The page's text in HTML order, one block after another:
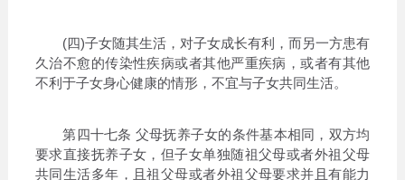
(四)子女随其生活，对子女成长有利，而另一方患有
久治不愈的传染性疾病或者其他严重疾病，或者有其他
不利于子女身心健康的情形，不宜与子女共同生活。
第四十七条 父母抚养子女的条件基本相同，双方均
要求直接抚养子女，但子女单独随祖父母或者外祖父母
共同生活多年，且祖父母或者外祖父母要求并且有能力